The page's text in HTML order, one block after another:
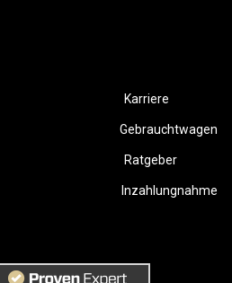
Karriere
Gebrauchtwagen
Ratgeber
Inzahlungnahme